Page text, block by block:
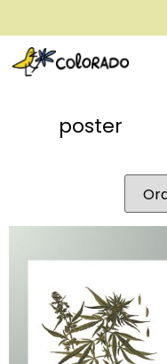
envío gratis a partir de 28€
poster